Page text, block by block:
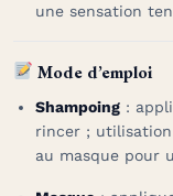
une sensation
Mode d’emploi
Shampoing :
rincer ;
au masque pour